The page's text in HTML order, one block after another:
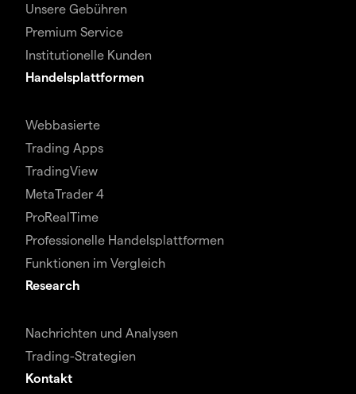
Unsere Gebühren
Premium Service
Institutionelle Kunden
Handelsplattformen
Webbasierte
Trading Apps
TradingView
MetaTrader 4
ProRealTime
Professionelle Handelsplattformen
Funktionen im Vergleich
Research
Nachrichten und Analysen
Trading-Strategien
Kontakt